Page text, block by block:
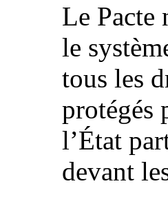
Le Pacte
le
tous les
protégés
l’État
devant